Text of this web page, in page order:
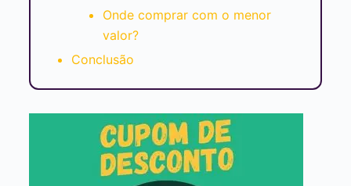
Onde comprar com o menor
valor?
Conclusão